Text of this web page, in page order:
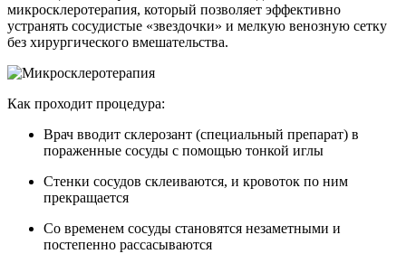
микросклеротерапия, который позволяет эффективно
устранять сосудистые «звездочки» и мелкую венозную сетку
без хирургического вмешательства.
Как проходит процедура:
Врач вводит склерозант (специальный препарат) в
пораженные сосуды с помощью тонкой иглы
Стенки сосудов склеиваются, и кровоток по ним
прекращается
Со временем сосуды становятся незаметными и
постепенно рассасываются